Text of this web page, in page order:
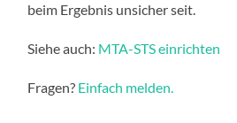
beim Ergebnis unsicher seit.
Siehe auch: MTA-STS einrichten
Fragen? Einfach melden.